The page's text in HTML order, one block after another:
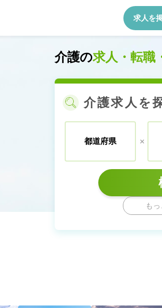
求人を
介護の求人・転職
介護求人を
都道府県 +
も